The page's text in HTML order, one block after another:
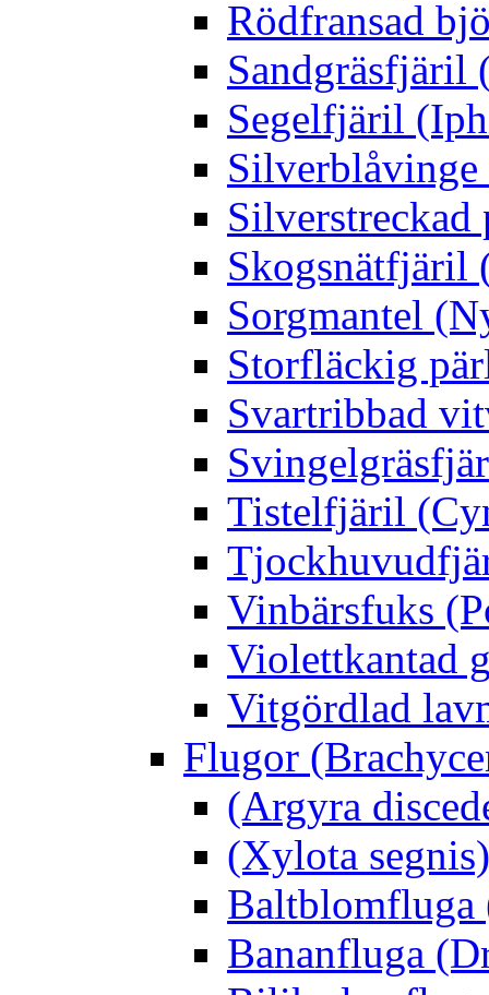
Rödfransad
Sandgräsfjäril
Segelfjäril
Silverblåvinge
Skogsnätfjäril
Sorgmantel
Storfläckig
Svartribbad
Tistelfjäril
Vinbärsfuks
Violettkantad
Vitgördlad
Flugor
(Argyra
(Xylota segnis)
Baltblomfluga
Bananfluga